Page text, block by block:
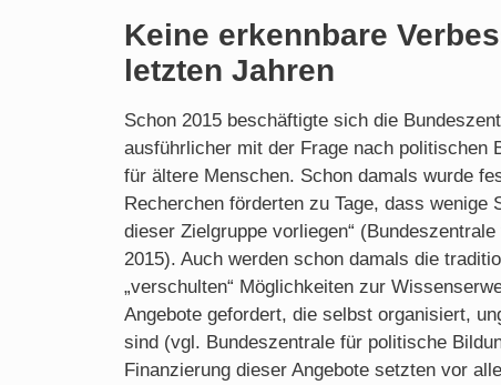
Keine erkennbare
letzten Jahren
Schon 2015 beschäftigte sich die
ausführlicher mit der Frage nach politischen
für ältere Menschen. Schon damals wurde
Recherchen förderten zu Tage, dass wenige
dieser Zielgruppe vorliegen“
2015). Auch werden schon damals die
„verschulten“ Möglichkeiten zur
Angebote gefordert, die selbst organisiert,
sind (vgl. Bundeszentrale für politische
Finanzierung dieser Angebote setzten vor